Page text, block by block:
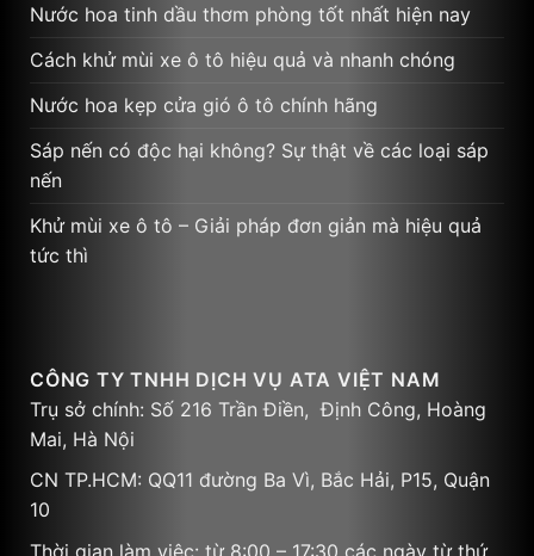
Nước hoa tinh dầu thơm phòng tốt nhất hiện nay
Cách khử mùi xe ô tô hiệu quả và nhanh chóng
Nước hoa kẹp cửa gió ô tô chính hãng
Sáp nến có độc hại không? Sự thật về các loại sáp
nến
Khử mùi xe ô tô – Giải pháp đơn giản mà hiệu quả
tức thì
CÔNG TY TNHH DỊCH VỤ ATA VIỆT NAM
Trụ sở chính: Số 216 Trần Điền, Định Công, Hoàng
Mai, Hà Nội
CN TP.HCM: QQ11 đường Ba Vì, Bắc Hải, P15, Quận
10
Thời gian làm việc: từ 8:00 – 17:30 các ngày từ thứ